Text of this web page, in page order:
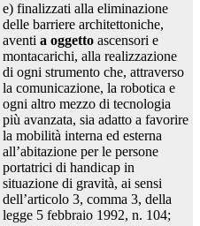
e) finalizzati alla eliminazione
delle barriere architettoniche,
aventi a oggetto ascensori e
montacarichi, alla realizzazione
di ogni strumento che, attraverso
la comunicazione, la robotica e
ogni altro mezzo di tecnologia
più avanzata, sia adatto a favorire
la mobilità interna ed esterna
all’abitazione per le persone
portatrici di handicap in
situazione di gravità, ai sensi
dell’articolo 3, comma 3, della
legge 5 febbraio 1992, n. 104;